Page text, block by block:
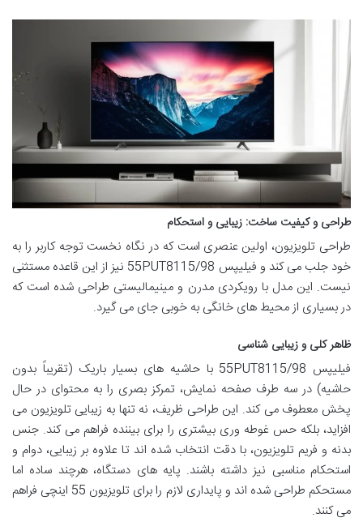
طراحی و کیفیت ساخت: زیبایی و استحکام
طراحی تلویزیون، اولین عنصری است که در نگاه نخست توجه کاربر را به
خود جلب می کند و فیلیپس 55PUT8115/98 نیز از این قاعده مستثنی
نیست. این مدل با رویکردی مدرن و مینیمالیستی طراحی شده است که
در بسیاری از محیط های خانگی به خوبی جای می گیرد.
ظاهر کلی و زیبایی شناسی
فیلیپس 55PUT8115/98 با حاشیه های بسیار باریک (تقریباً بدون
حاشیه) در سه طرف صفحه نمایش، تمرکز بصری را به محتوای در حال
پخش معطوف می کند. این طراحی ظریف، نه تنها به زیبایی تلویزیون می
افزاید، بلکه حس غوطه وری بیشتری را برای بیننده فراهم می کند. جنس
بدنه و فریم تلویزیون، با دقت انتخاب شده اند تا علاوه بر زیبایی، دوام و
استحکام مناسبی نیز داشته باشند. پایه های دستگاه، هرچند ساده اما
مستحکم طراحی شده اند و پایداری لازم را برای تلویزیون 55 اینچی فراهم
می کنند.